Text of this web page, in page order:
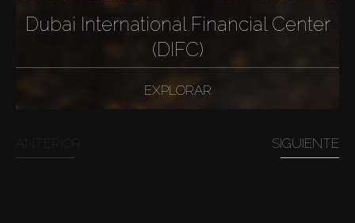
Dubai International Financial Center
(DIFC)
EXPLORAR
SIGUIENTE